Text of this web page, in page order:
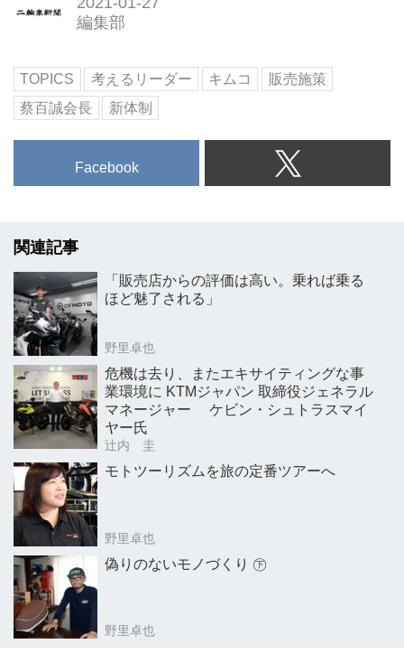
編集部
TOPICS 考えるリーダー キムコ
販売施策
蔡百誠会長
新体制
Facebook
関連記事
「販売店からの評価は高い。乗れば乗る
ほど魅了される」
野里卓也
危機は去り、またエキサイティングな事
業環境に KTMジャパン 取締役ジェネラル
マネージャー ケビン・シュトラスマイ
ヤー氏
辻内 圭
モトツーリズムを旅の定番ツアーへ
野里卓也
偽りのないモノづくり ㊦
野里卓也